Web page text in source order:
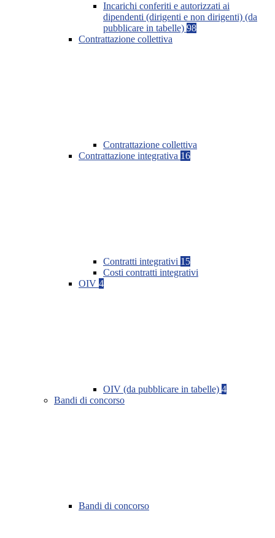
Incarichi conferiti e autorizzati ai
dipendenti (dirigenti e non dirigenti) (da
pubblicare in tabelle) 98
Contrattazione collettiva
Contrattazione collettiva
Contrattazione integrativa 16
Contratti integrativi 15
Costi contratti integrativi
OIV 4
OIV (da pubblicare in tabelle) 4
Bandi di concorso
Bandi di concorso